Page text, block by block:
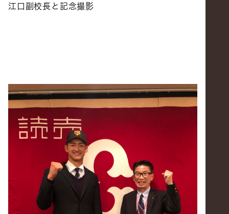
江口副校長と記念撮影